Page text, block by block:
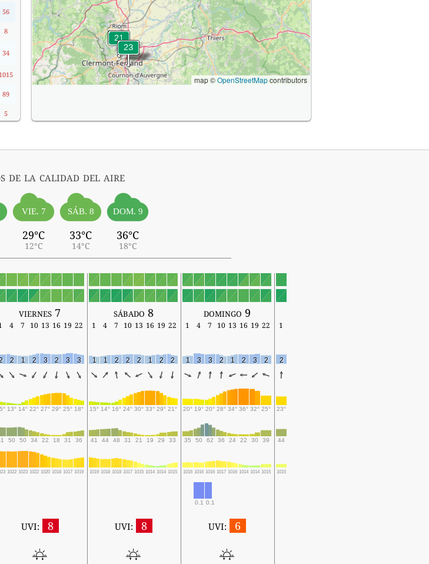
56
8
34
1015
89
5
map ©OpenStreetMapcontributors
de la calidad del aire
VIE. 7
29°C
12°C
SÁB. 8
33°C
14°C
DOM. 9
36°C
18°C
viernes 7 sábado 8 domingo 9
4 7 10 13 16 19 22 1 4 7 10 13 16 19 22 1 4 7 10 13 16 19 22
1
2 1 2 3 2 3 3 1 1 2 2 2 1 2 2 1 3 3 2 1 2 3 2 2
13° 14° 22° 27° 29° 25° 18° 15° 14° 16° 24° 30° 33° 29° 21° 20° 19° 20° 28° 34° 36° 32° 25° 23°
50 50 34 22 18 31 36 41 44 48 31 21 19 29 33 35 50 62 36 24 22 30 39 44
1022 1023 1022 1020 1018 1017 1019 1019 1018 1018 1017 1015 1014 1014 1015 1016 1016 1016 1017 1016 1014 1014 1015 1015
0.1 0.1
UVI: 8 UVI: 8 UVI: 6